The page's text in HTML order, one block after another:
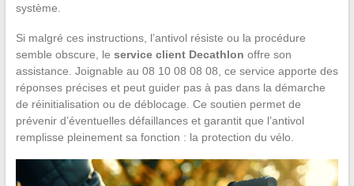
système.
Si malgré ces instructions, l’antivol résiste ou la procédure
semble obscure, le service client Decathlon offre son
assistance. Joignable au 08 10 08 08 08, ce service apporte des
réponses précises et peut guider pas à pas dans la démarche
de réinitialisation ou de déblocage. Ce soutien permet de
prévenir d’éventuelles défaillances et garantit que l’antivol
remplisse pleinement sa fonction : la protection du vélo.